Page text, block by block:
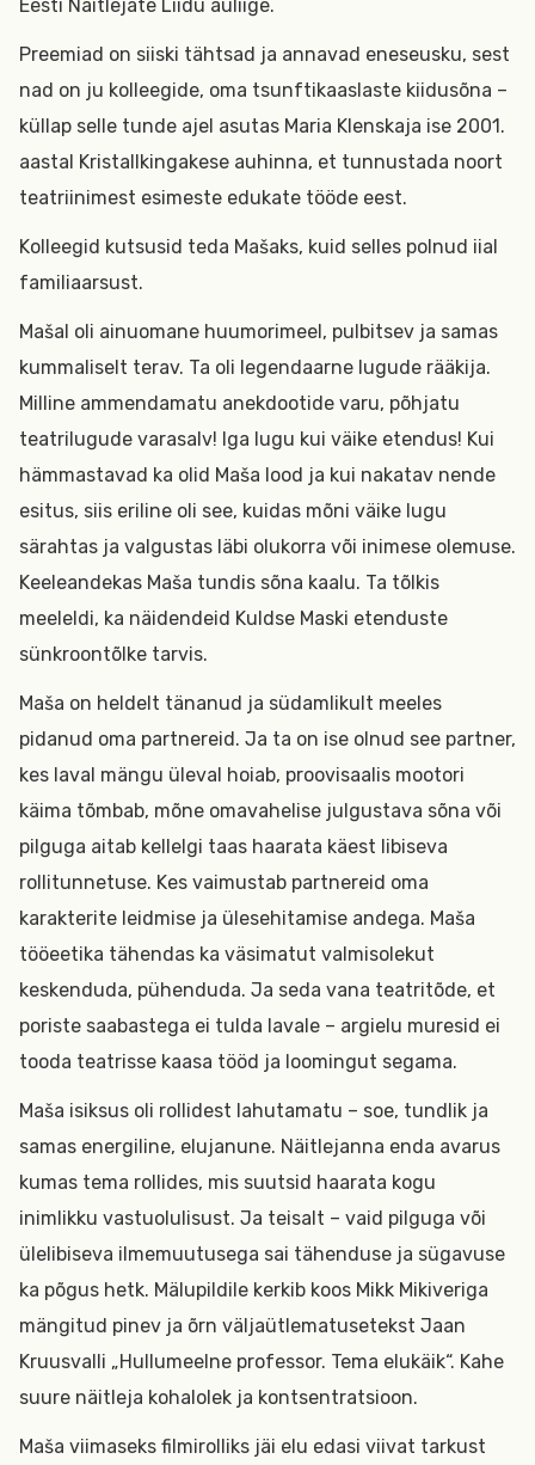
Eesti Näitlejate Liidu auliige.
Preemiad on siiski tähtsad ja annavad eneseusku, sest
nad on ju kolleegide, oma tsunftikaaslaste kiidusõna –
küllap selle tunde ajel asutas Maria Klenskaja ise 2001.
aastal Kristallkingakese auhinna, et tunnustada noort
teatriinimest esimeste edukate tööde eest.
Kolleegid kutsusid teda Mašaks, kuid selles polnud iial
familiaarsust.
Mašal oli ainuomane huumorimeel, pulbitsev ja samas
kummaliselt terav. Ta oli legendaarne lugude rääkija.
Milline ammendamatu anekdootide varu, põhjatu
teatrilugude varasalv! Iga lugu kui väike etendus! Kui
hämmastavad ka olid Maša lood ja kui nakatav nende
esitus, siis eriline oli see, kuidas mõni väike lugu
särahtas ja valgustas läbi olukorra või inimese olemuse.
Keeleandekas Maša tundis sõna kaalu. Ta tõlkis
meeleldi, ka näidendeid Kuldse Maski etenduste
sünkroontõlke tarvis.
Maša on heldelt tänanud ja südamlikult meeles
pidanud oma partnereid. Ja ta on ise olnud see partner,
kes laval mängu üleval hoiab, proovisaalis mootori
käima tõmbab, mõne omavahelise julgustava sõna või
pilguga aitab kellelgi taas haarata käest libiseva
rollitunnetuse. Kes vaimustab partnereid oma
karakterite leidmise ja ülesehitamise andega. Maša
tööeetika tähendas ka väsimatut valmisolekut
keskenduda, pühenduda. Ja seda vana teatritõde, et
poriste saabastega ei tulda lavale – argielu muresid ei
tooda teatrisse kaasa tööd ja loomingut segama.
Maša isiksus oli rollidest lahutamatu – soe, tundlik ja
samas energiline, elujanune. Näitlejanna enda avarus
kumas tema rollides, mis suutsid haarata kogu
inimlikku vastuolulisust. Ja teisalt – vaid pilguga või
ülelibiseva ilmemuutusega sai tähenduse ja sügavuse
ka põgus hetk. Mälupildile kerkib koos Mikk Mikiveriga
mängitud pinev ja õrn väljaütlematusetekst Jaan
Kruusvalli „Hullumeelne professor. Tema elukäik“. Kahe
suure näitleja kohalolek ja kontsentratsioon.
Maša viimaseks filmirolliks jäi elu edasi viivat tarkust